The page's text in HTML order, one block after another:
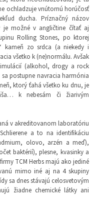
ochladzuje vnútornú horúčosť
ducha. Príznačný názov
je možné v angličtine čítať aj
Rolling Stones, po ktorej
kameň zo srdca (a niekedy i
všetko k (ne)normálu. Avšak
(alkohol, drogy a rock
postupne navracia harmónia
ktorý ťahá všetko ku dnu, je
k nebesám či žiarivým
v akreditovanom laboratóriu
a to na identifikáciu
olovo, arzén a meď),
baktérií), plesne, kvasinky a
TCM Herbs majú ako jediné
mimo iné aj na 4 skupiny
sa dnes stávajú celosvetovým
žiadne chemické látky ani